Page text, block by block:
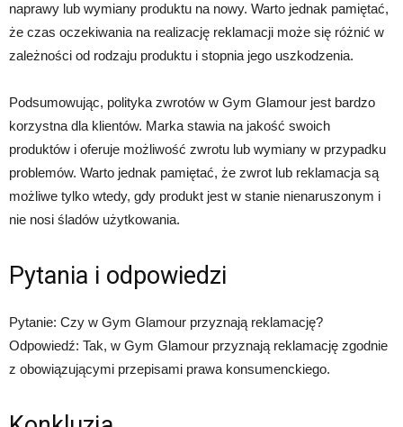
naprawy lub wymiany produktu na nowy. Warto jednak pamiętać,
że czas oczekiwania na realizację reklamacji może się różnić w
zależności od rodzaju produktu i stopnia jego uszkodzenia.
Podsumowując, polityka zwrotów w Gym Glamour jest bardzo
korzystna dla klientów. Marka stawia na jakość swoich
produktów i oferuje możliwość zwrotu lub wymiany w przypadku
problemów. Warto jednak pamiętać, że zwrot lub reklamacja są
możliwe tylko wtedy, gdy produkt jest w stanie nienaruszonym i
nie nosi śladów użytkowania.
Pytania i odpowiedzi
Pytanie: Czy w Gym Glamour przyznają reklamację?
Odpowiedź: Tak, w Gym Glamour przyznają reklamację zgodnie
z obowiązującymi przepisami prawa konsumenckiego.